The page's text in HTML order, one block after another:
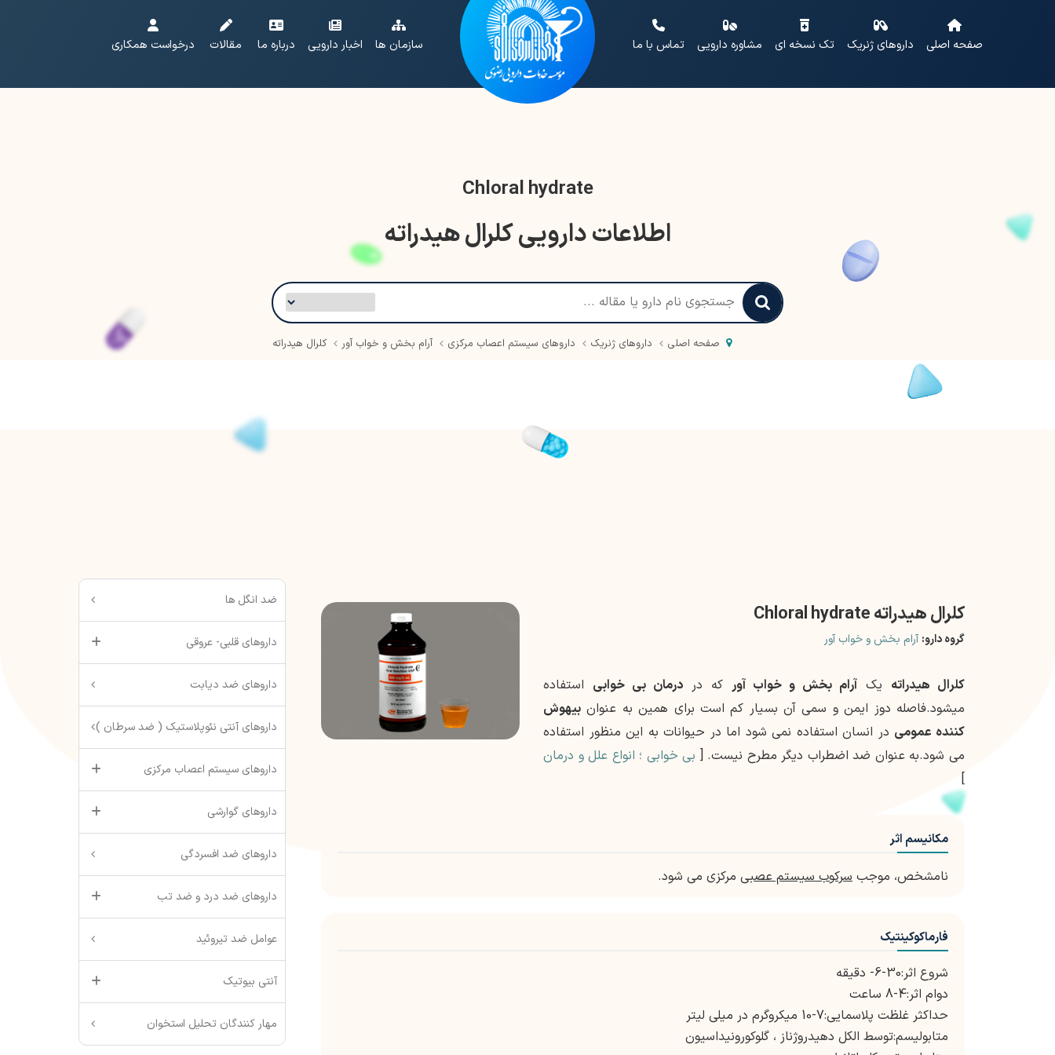
صفحه اصلی داروهای ژنریک تک نسخه ای مشاوره دارویی تماس با ما سازمان ها اخبار دارویی درباره ما مقالات درخواست همکاری
Chloral hydrate
اطلاعات دارویی کلرال هیدراته
صفحه اصلی داروهای ژنریک داروهای سیستم اعصاب مرکزی آرام بخش و خواب آور کلرال هیدراته
کلرال هیدراته Chloral hydrate
گروه دارو: آرام بخش و خواب آور
کلرال هیدراته یک آرام بخش و خواب آور که در درمان بی خوابی استفاده
میشود.فاصله دوز ایمن و سمی آن بسیار کم است برای همین به عنوان بیهوش
کننده عمومی در انسان استفاده نمی شود اما در حیوانات به این منظور استفاده
می شود.به عنوان ضد اضطراب دیگر مطرح نیست. [ بی خوابی ؛ انواع علل و درمان
]
مکانیسم اثر
نامشخص، موجب سرکوب سیستم عصبی مرکزی می شود.
فارماکوکینتیک
شروع اثر:30-6- دقیقه
دوام اثر:4-8 ساعت
حداکثر غلظت پلاسمایی:7-10 میکروگرم در میلی لیتر
متابولیسم:توسط الکل دهیدروژناز ، گلوکورونیداسیون
ضد انگل ها
داروهای قلبی- عروقی
داروهای ضد دیابت
داروهای آنتی نئوپلاستیک ( ضد سرطان )
داروهای سیستم اعصاب مرکزی
داروهای گوارشی
داروهای ضد افسردگی
داروهای ضد درد و ضد تب
عوامل ضد تیروئید
آنتی بیوتیک
مهار کنندگان تحلیل استخوان